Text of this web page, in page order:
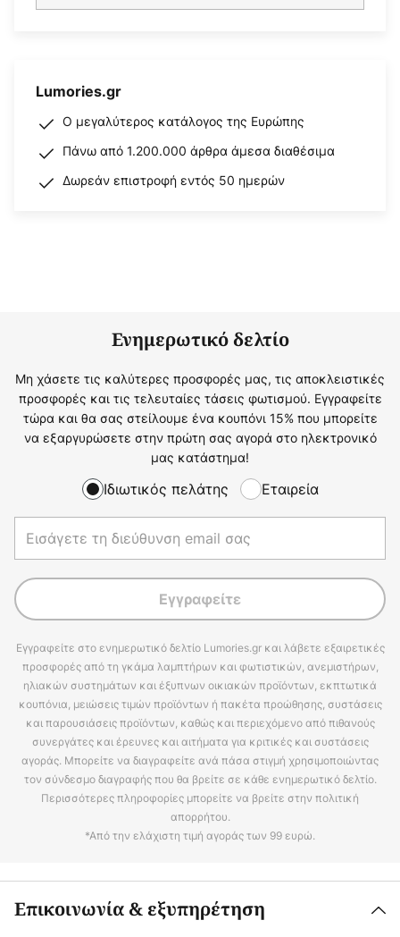
Lumories.gr
Ο μεγαλύτερος κατάλογος της Ευρώπης
Πάνω από 1.200.000 άρθρα άμεσα διαθέσιμα
Δωρεάν επιστροφή εντός 50 ημερών
Ενημερωτικό δελτίο
Μη χάσετε τις καλύτερες προσφορές μας, τις αποκλειστικές
προσφορές και τις τελευταίες τάσεις φωτισμού. Εγγραφείτε
τώρα και θα σας στείλουμε ένα κουπόνι 15% που μπορείτε
να εξαργυρώσετε στην πρώτη σας αγορά στο ηλεκτρονικό
μας κατάστημα!
Ιδιωτικός πελάτης Εταιρεία
Εγγραφείτε
Εγγραφείτε στο ενημερωτικό δελτίο Lumories.gr και λάβετε εξαιρετικές
προσφορές από τη γκάμα λαμπτήρων και φωτιστικών, ανεμιστήρων,
ηλιακών συστημάτων και έξυπνων οικιακών προϊόντων, εκπτωτικά
κουπόνια, μειώσεις τιμών προϊόντων ή πακέτα προώθησης, συστάσεις
και παρουσιάσεις προϊόντων, καθώς και περιεχόμενο από πιθανούς
συνεργάτες και έρευνες και αιτήματα για κριτικές και συστάσεις
αγοράς. Μπορείτε να διαγραφείτε ανά πάσα στιγμή χρησιμοποιώντας
τον σύνδεσμο διαγραφής που θα βρείτε σε κάθε ενημερωτικό δελτίο.
Περισσότερες πληροφορίες μπορείτε να βρείτε στην πολιτική
απορρήτου.
*Από την ελάχιστη τιμή αγοράς των 99 ευρώ.
Επικοινωνία & εξυπηρέτηση